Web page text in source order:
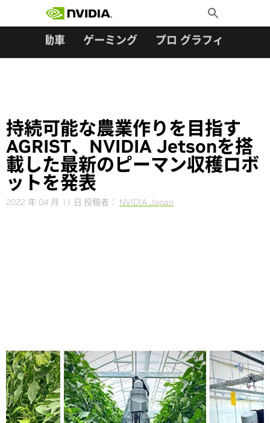
Toggle
Search
自動車 ゲーミング プロ グラフィックス
持続可能な農業作りを目指す
AGRIST、NVIDIA Jetsonを搭
載した最新のピーマン収穫ロボ
ットを発表
2022 年 04 月 11 日 投稿者： NVIDIA Japan
Share